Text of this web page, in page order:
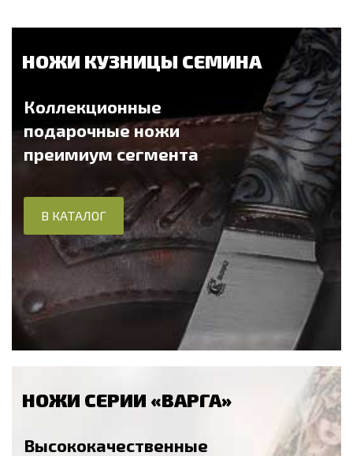
НОЖИ КУЗНИЦЫ СЕМИНА
Коллекционные
подарочные ножи
преимиум сегмента
В КАТАЛОГ
НОЖИ СЕРИИ «ВАРГА»
Высококачественные